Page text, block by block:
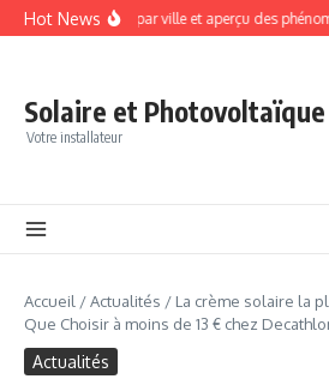
Aller au contenu
Hot News
: horaires détaillés par ville et aperçu des
Solaire et Photovoltaïque
Votre installateur
Accueil /Actualités / La crème solaire la
Que Choisir à moins de 13 € chez
Actualités